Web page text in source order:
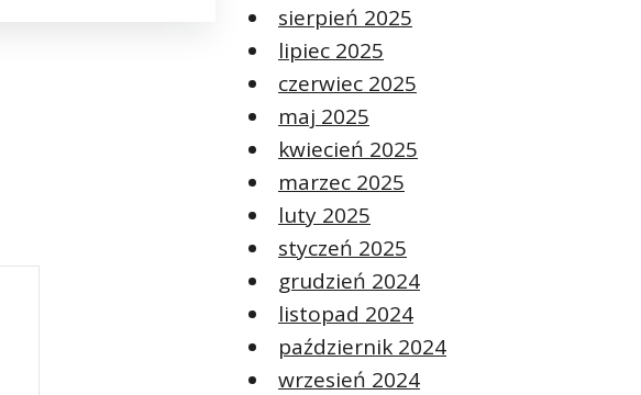
sierpień 2025
lipiec 2025
czerwiec 2025
maj 2025
kwiecień 2025
marzec 2025
luty 2025
styczeń 2025
grudzień 2024
listopad 2024
październik 2024
wrzesień 2024